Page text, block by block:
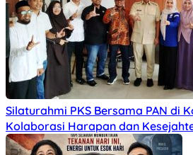
Silaturahmi PKS Bersama PAN di
Kolaborasi Harapan dan